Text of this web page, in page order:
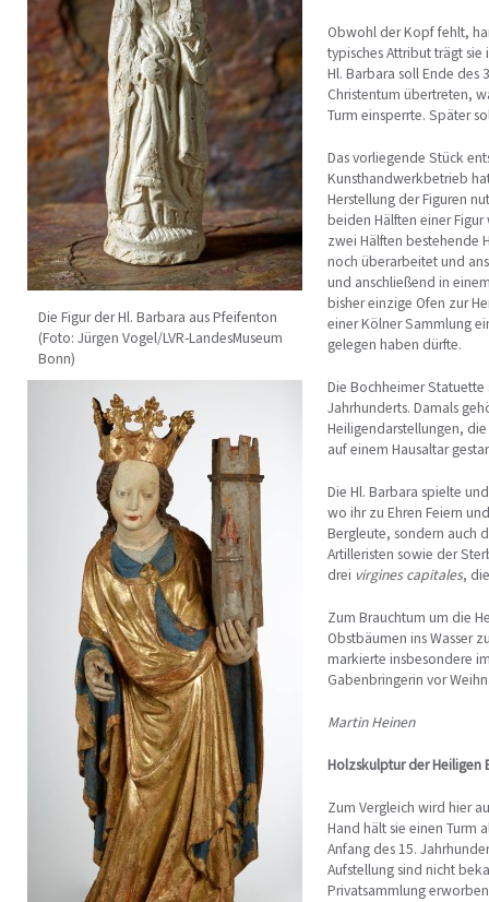
Die Figur der Hl. Barbara aus Pfeifenton
(Foto: Jürgen Vogel/LVR-LandesMuseum
Bonn)
Obwohl der Kopf fehlt,
typisches Attribut trägt
Hl. Barbara soll Ende des
Christentum übertreten,
Turm einsperrte. Später
Das vorliegende Stück
Kunsthandwerkbetrieb
Her­stellung der Figuren
beiden Hälften einer
zwei Hälften bestehende
noch überarbeitet und
und anschließend in
bisher einzige Ofen zur
einer Kölner Sammlung
gelegen haben dürfte.
Die Bochheimer
Jahr­hunderts. Damals
Heiligendarstellungen,
auf einem Hausaltar
Die Hl. Barbara spielte
wo ihr zu Ehren Feiern
Bergleute, sondern auch
Artilleristen sowie der
drei virgines capitales,
Zum Brauchtum um die
Obstbäumen ins Wasser
markierte insbesondere
Gabenbringerin vor
Martin Heinen
Holzskulptur der Heiligen
Zum Vergleich wird hier
Hand hält sie einen Turm
Anfang des 15.
Aufstellung sind nicht
Privatsammlung